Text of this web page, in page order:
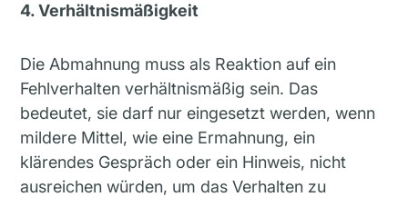
4. Verhältnismäßigkeit
Die Abmahnung muss als Reaktion auf ein
Fehlverhalten verhältnismäßig sein. Das
bedeutet, sie darf nur eingesetzt werden, wenn
mildere Mittel, wie eine Ermahnung, ein
klärendes Gespräch oder ein Hinweis, nicht
ausreichen würden, um das Verhalten zu